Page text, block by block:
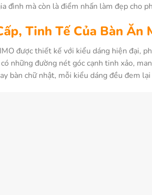
đình mà còn là điểm nhấn làm đẹp cho
Tinh Tế Của Bàn Ăn
được thiết kế với kiểu dáng hiện đại,
những đường nét góc cạnh tinh xảo,
bàn chữ nhật, mỗi kiểu dáng đều đem